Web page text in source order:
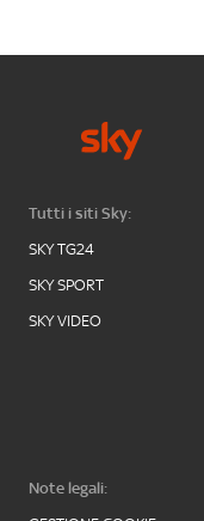
Tutti i siti Sky:
SKY TG24
SKY SPORT
SKY VIDEO
Note legali: